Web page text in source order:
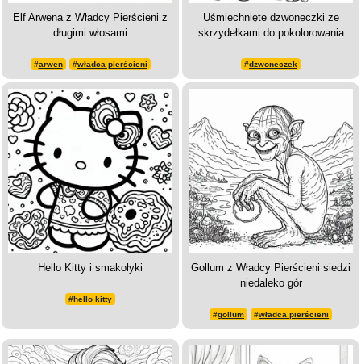
Elf Arwena z Władcy Pierścieni z
długimi włosami
#arwen #władca pierścieni
Uśmiechnięte dzwoneczki ze
skrzydełkami do pokolorowania
#dzwoneczek
Hello Kitty i smakołyki
#hello kitty
Gollum z Władcy Pierścieni siedzi
niedaleko gór
#gollum #władca pierścieni